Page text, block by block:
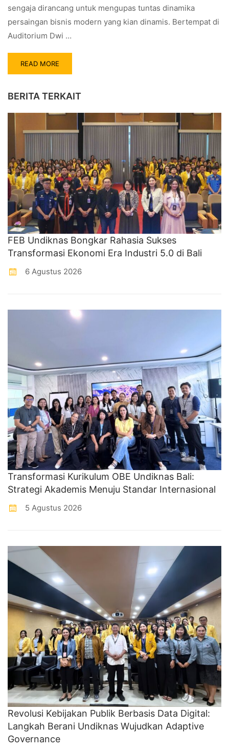
sengaja dirancang untuk mengupas tuntas dinamika
persaingan bisnis modern yang kian dinamis. Bertempat di
Auditorium Dwi …
READ MORE
BERITA TERKAIT
FEB Undiknas Bongkar Rahasia Sukses
Transformasi Ekonomi Era Industri 5.0 di Bali
6 Agustus 2026
Transformasi Kurikulum OBE Undiknas Bali:
Strategi Akademis Menuju Standar Internasional
5 Agustus 2026
Revolusi Kebijakan Publik Berbasis Data Digital:
Langkah Berani Undiknas Wujudkan Adaptive
Governance